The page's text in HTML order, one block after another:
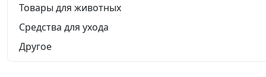
Товары для животных
Средства для ухода
Другое